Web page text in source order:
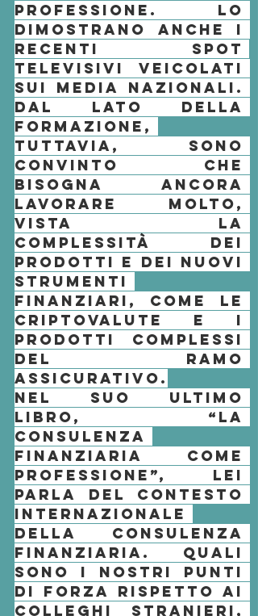
professione . Lo
dimostrano anche i
recenti spot
televisivi veicolati
sui media nazionali.
Dal lato della
formazione,
tuttavia, sono
convinto che
bisogna ancora
lavorare molto,
vista la
complessità dei
prodotti e dei nuovi
finanziari , come le
criptovalute e i
prodotti complessi
del ramo
assicurativo.
Nel suo ultimo
libro, “La
consulenza
finanziaria come
professione”, lei
parla del contesto
internazionale
della consulenza
finanziaria. Quali
sono i nostri punti
di forza rispetto ai
colleghi stranieri,